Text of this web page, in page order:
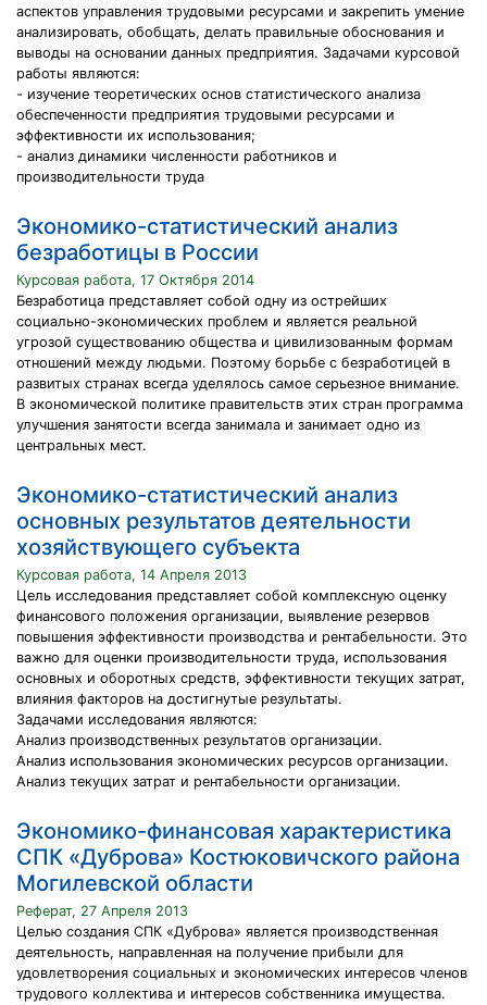
аспектов управления трудовыми ресурсами и закрепить умение
анализировать, обобщать, делать правильные обоснования и
выводы на основании данных предприятия. Задачами курсовой
работы являются:
- изучение теоретических основ статистического анализа
обеспеченности предприятия трудовыми ресурсами и
эффективности их использования;
- анализ динамики численности работников и
производительности труда
Экономико-статистический анализ
безработицы в России
Курсовая работа, 17 Октября 2014
Безработица представляет собой одну из острейших
социально-экономических проблем и является реальной
угрозой существованию общества и цивилизованным формам
отношений между людьми. Поэтому борьбе с безработицей в
развитых странах всегда уделялось самое серьезное внимание.
В экономической политике правительств этих стран программа
улучшения занятости всегда занимала и занимает одно из
центральных мест.
Экономико-статистический анализ
основных результатов деятельности
хозяйствующего субъекта
Курсовая работа, 14 Апреля 2013
Цель исследования представляет собой комплексную оценку
финансового положения организации, выявление резервов
повышения эффективности производства и рентабельности. Это
важно для оценки производительности труда, использования
основных и оборотных средств, эффективности текущих затрат,
влияния факторов на достигнутые результаты.
Задачами исследования являются:
Анализ производственных результатов организации.
Анализ использования экономических ресурсов организации.
Анализ текущих затрат и рентабельности организации.
Экономико-финансовая характеристика
СПК «Дуброва» Костюковичского района
Могилевской области
Реферат, 27 Апреля 2013
Целью создания СПК «Дуброва» является производственная
деятельность, направленная на получение прибыли для
удовлетворения социальных и экономических интересов членов
трудового коллектива и интересов собственника имущества.